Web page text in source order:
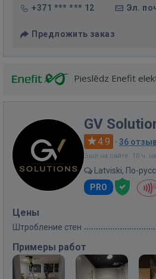
+371 *** *** 12 Эл.
Предложить заказ
Pieslēdz Enefit
GV
4.9 · 36
Был на сайте: 10 ч.
Latviski, По-
PRO
Цены
Штробление стен
Примеры работ